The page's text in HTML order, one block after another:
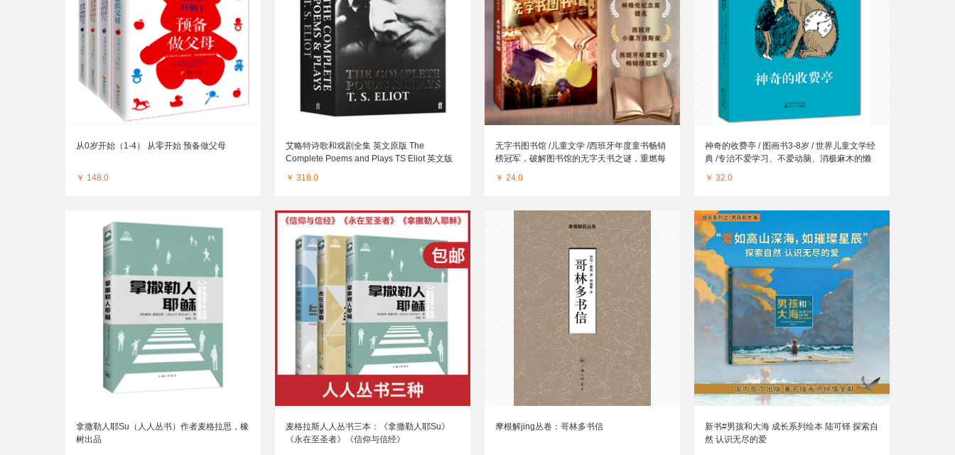
从0岁开始（1-4） 从零开始 预备做父母
￥ 148.0
艾略特诗歌和戏剧全集 英文原版 The
Complete Poems and Plays TS Eliot 英文版
￥ 318.0
无字书图书馆 /儿童文学 /西班牙年度童书畅销
榜冠军，破解图书馆的无字天书之谜，重燃每
￥ 24.0
神奇的收费亭 / 图画书3-8岁 / 世界儿童文学经
典 /专治不爱学习、不爱动脑、消极麻木的懒
￥ 32.0
拿撒勒人耶Su（人人丛书）作者麦格拉思，橡
树出品
麦格拉斯人人丛书三本：《拿撒勒人耶Su》
《永在至圣者》《信仰与信经》
摩根解jing丛卷：哥林多书信
新书#男孩和大海 成长系列绘本 陆可铎 探索自
然 认识无尽的爱